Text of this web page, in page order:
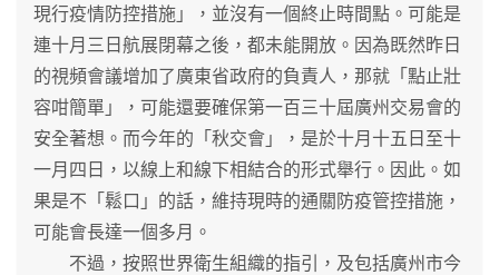
現行疫情防控措施」，並沒有一個終止時間點。可能是
連十月三日航展閉幕之後，都未能開放。因為既然昨日
的視頻會議增加了廣東省政府的負責人，那就「點止壯
容咁簡單」，可能還要確保第一百三十屆廣州交易會的
安全著想。而今年的「秋交會」，是於十月十五日至十
一月四日，以線上和線下相結合的形式舉行。因此。如
果是不「鬆口」的話，維持現時的通關防疫管控措施，
可能會長達一個多月。
不過，按照世界衛生組織的指引，及包括廣州市今